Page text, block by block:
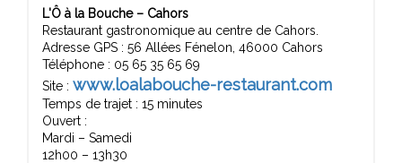
L'Ô à la Bouche – Cahors
Restaurant gastronomique au centre de Cahors.
Adresse GPS : 56 Allées Fénelon, 46000 Cahors
Téléphone : 05 65 35 65 69
Site : www.loalabouche-restaurant.com
Temps de trajet : 15 minutes
Ouvert :
Mardi – Samedi
12h00 – 13h30